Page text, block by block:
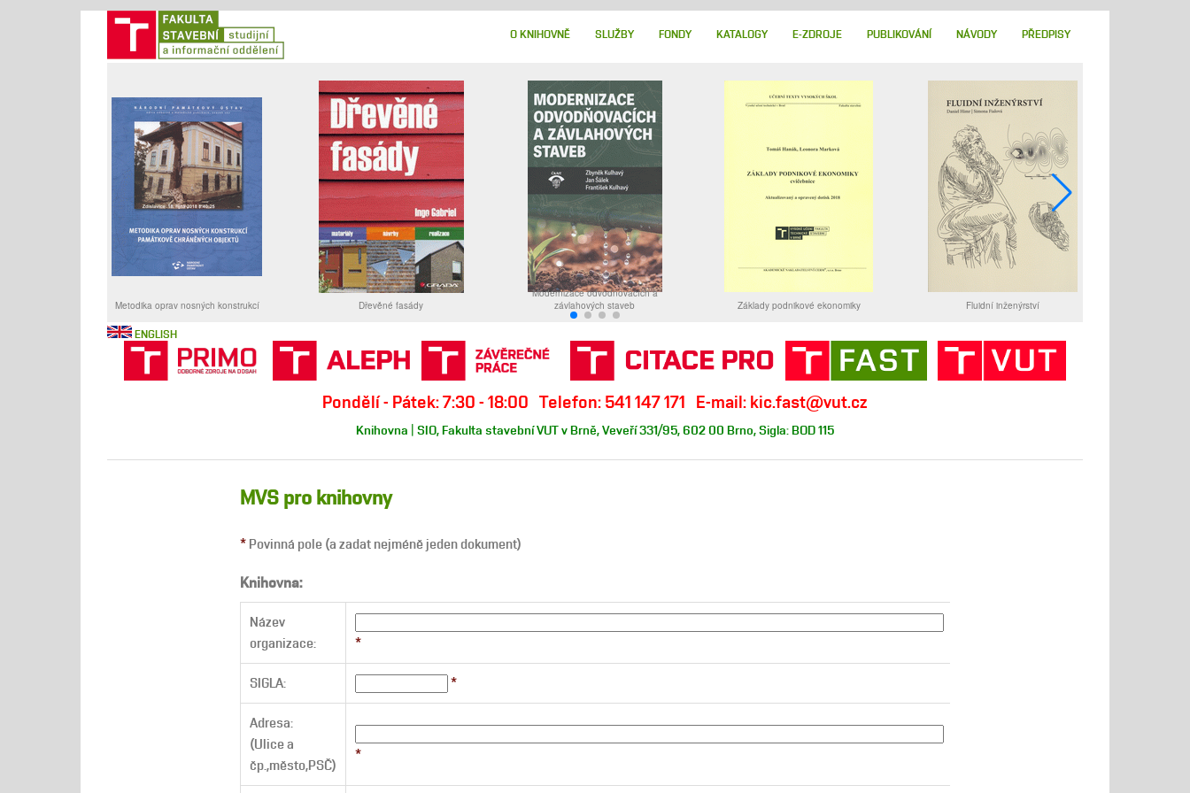
O KNIHOVNĚ SLUŽBY FONDY KATALOGY E-ZDROJE PUBLIKOVÁNÍ NÁVODY PŘEDPISY
ENGLISH
Pondělí - Pátek: 7:30 - 18:00 Telefon: 541 147 171 E-mail: kic.fast@vut.cz
Knihovna | SIO, Fakulta stavební VUT v Brně, Veveří 331/95, 602 00 Brno, Sigla: BOD 115
MVS pro knihovny
* Povinná pole (a zadat nejméně jeden dokument)
Knihovna:
Název
organizace:
*
SIGLA: *
Adresa:
(Ulice a
čp.,město,PSČ)
*